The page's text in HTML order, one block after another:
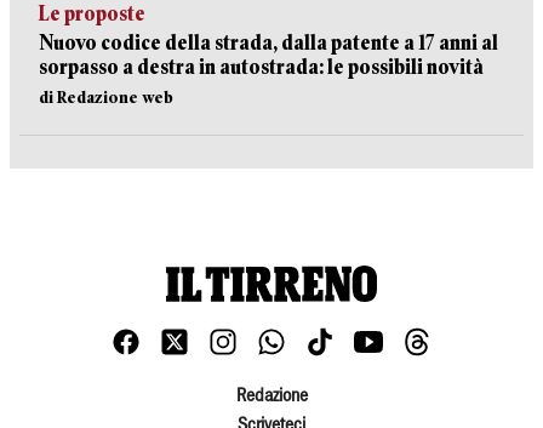
Le proposte
Nuovo codice della strada, dalla patente a 17 anni al
sorpasso a destra in autostrada: le possibili novità
di Redazione web
Redazione